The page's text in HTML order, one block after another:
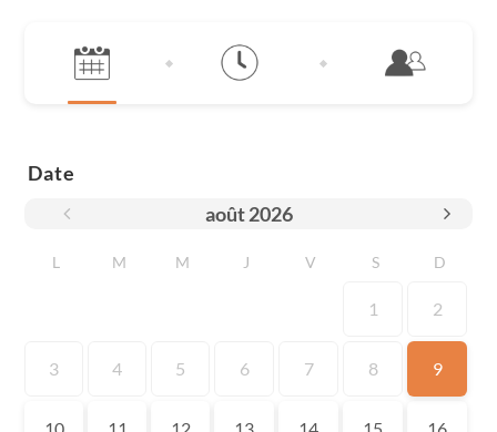
Date
août 2026
L M M J V S D
1 2
3 4 5 6 7 8 9